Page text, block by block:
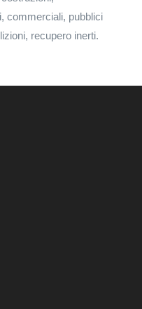
commerciali, pubblici
recupero inerti.